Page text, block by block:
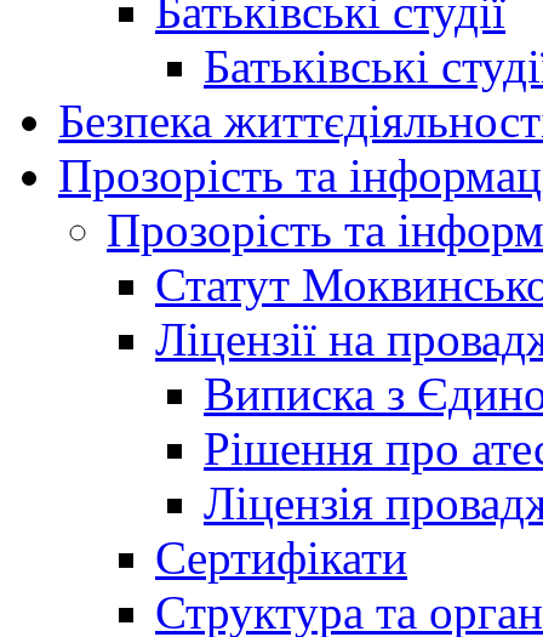
Батьківські студії
Батьківські
Безпека
Прозорість та
Прозорість та
Статут
Ліцензії на
Виписка з
Рішення про
Ліцензія
Сертифікати
Структура та